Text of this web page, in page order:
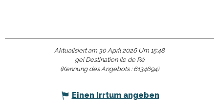
Aktualisiert am 30 April 2026 Um 15:48
gei Destination Ile de Ré
(Kennung des Angebots : 6134694)
Einen Irrtum angeben